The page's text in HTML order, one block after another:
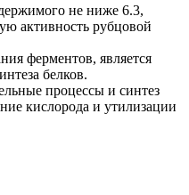
не ниже 6.3,
активность рубцовой
ферментов, является
белков.
процессы и синтез
кислорода и утилизации